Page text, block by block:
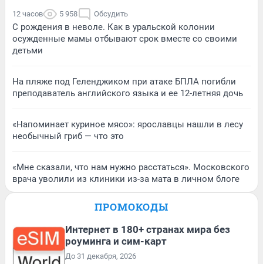
12 часов 5 958 Обсудить
С рождения в неволе. Как в уральской колонии
осужденные мамы отбывают срок вместе со своими
детьми
На пляже под Геленджиком при атаке БПЛА погибли
преподаватель английского языка и ее 12-летняя дочь
«Напоминает куриное мясо»: ярославцы нашли в лесу
необычный гриб — что это
«Мне сказали, что нам нужно расстаться». Московского
врача уволили из клиники из-за мата в личном блоге
ПРОМОКОДЫ
Интернет в 180+ странах мира без
роуминга и сим-карт
До 31 декабря, 2026